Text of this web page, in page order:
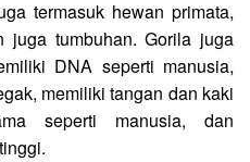
termasuk hewan primata,
juga tumbuhan. Gorila juga
DNA seperti manusia,
memiliki tangan dan kaki
seperti manusia, dan